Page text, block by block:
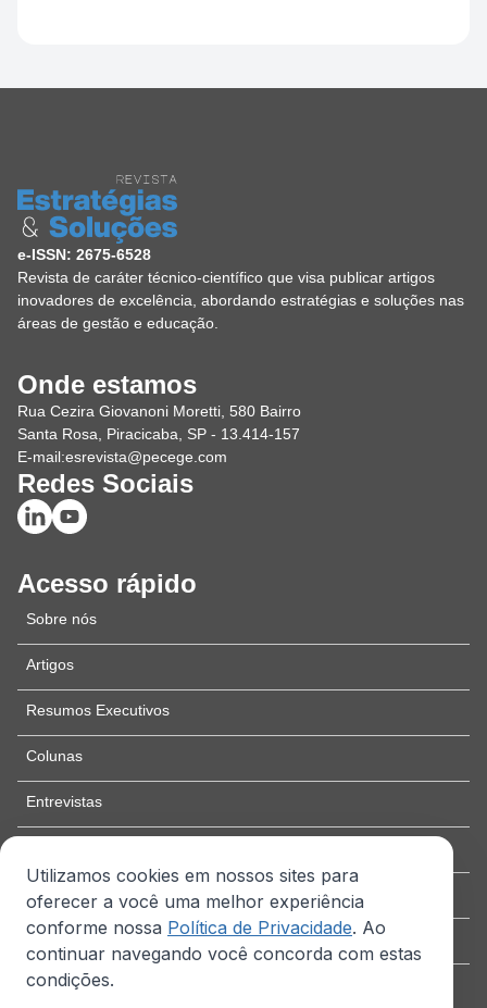
Utilizamos cookies em nossos sites para
oferecer a você uma melhor experiência
conforme nossa Política de Privacidade. Ao
continuar navegando você concorda com estas
condições.
e-ISSN: 2675-6528
Revista de caráter técnico-científico que visa publicar artigos
inovadores de excelência, abordando estratégias e soluções nas
áreas de gestão e educação.
Onde estamos
Rua Cezira Giovanoni Moretti, 580 Bairro
Santa Rosa, Piracicaba, SP - 13.414-157
E-mail:esrevista@pecege.com
Redes Sociais
Acesso rápido
Sobre nós
Artigos
Resumos Executivos
Colunas
Entrevistas
Como publicar
Contato
Revista E&S - Todos os direitos reservados - Copyright ©